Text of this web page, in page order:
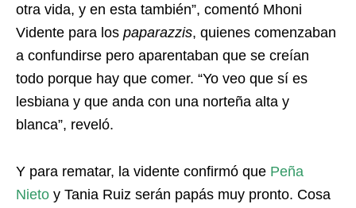
otra vida, y en esta también”, comentó Mhoni
Vidente para los paparazzis, quienes comenzaban
a confundirse pero aparentaban que se creían
todo porque hay que comer. “Yo veo que sí es
lesbiana y que anda con una norteña alta y
blanca”, reveló.
Y para rematar, la vidente confirmó que Peña
Nieto y Tania Ruiz serán papás muy pronto. Cosa